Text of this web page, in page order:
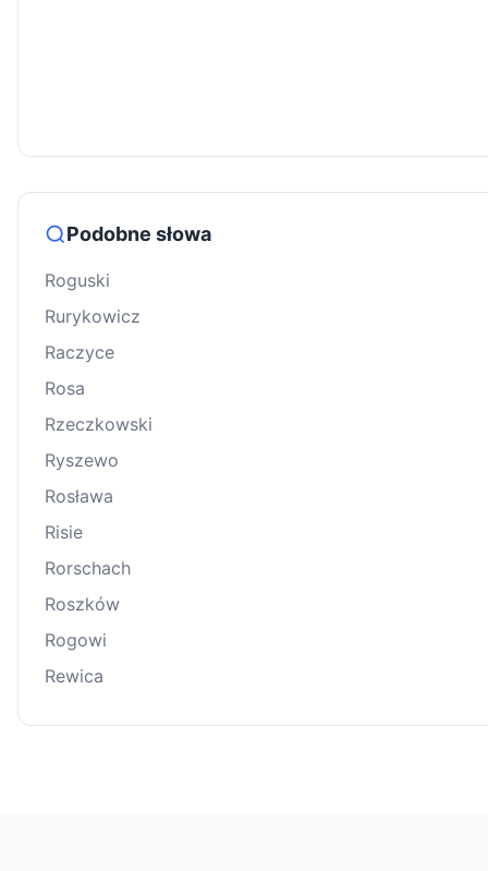
Podobne słowa
Roguski
Rurykowicz
Raczyce
Rosa
Rzeczkowski
Ryszewo
Rosława
Risie
Rorschach
Roszków
Rogowi
Rewica